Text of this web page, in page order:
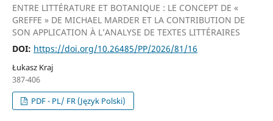
ENTRE LITTÉRATURE ET BOTANIQUE : LE CONCEPT DE «
GREFFE » DE MICHAEL MARDER ET LA CONTRIBUTION DE
SON APPLICATION À L’ANALYSE DE TEXTES LITTÉRAIRES
DOI: https://doi.org/10.26485/PP/2026/81/16
Łukasz Kraj
387-406
PDF - PL/ FR (Język Polski)